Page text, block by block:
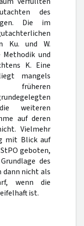
des
Die im
Ku. und W.
und
K. Eine
mangels
weiteren
auf deren
Vielmehr
mit Blick auf
geboten,
des
dann nicht als
wenn die
ist.